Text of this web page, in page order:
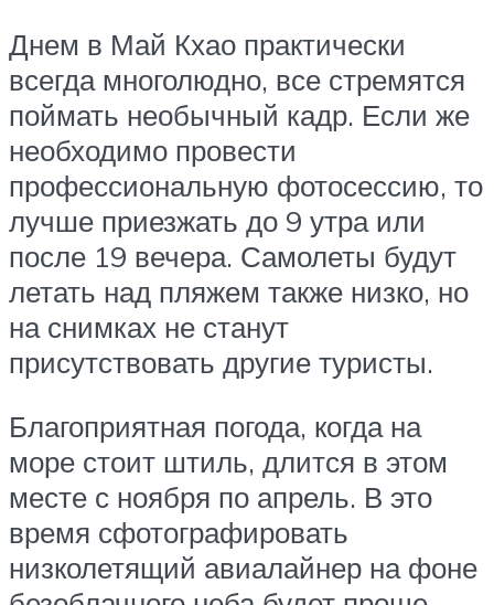
Днем в Май Кхао практически
всегда многолюдно, все стремятся
поймать необычный кадр. Если же
необходимо провести
профессиональную фотосессию, то
лучше приезжать до 9 утра или
после 19 вечера. Самолеты будут
летать над пляжем также низко, но
на снимках не станут
присутствовать другие туристы.
Благоприятная погода, когда на
море стоит штиль, длится в этом
месте с ноября по апрель. В это
время сфотографировать
низколетящий авиалайнер на фоне